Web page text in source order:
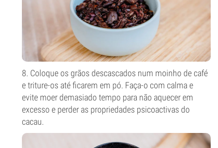
8. Coloque os grãos descascados num moinho de café
e triture-os até ficarem em pó. Faça-o com calma e
evite moer demasiado tempo para não aquecer em
excesso e perder as propriedades psicoactivas do
cacau.